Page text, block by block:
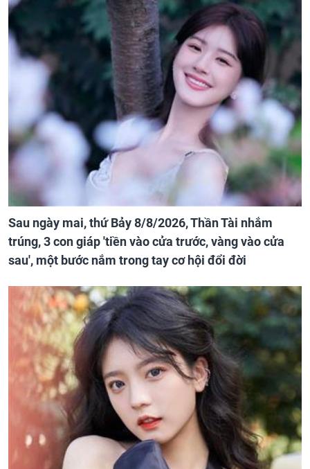
Sau ngày mai, thứ Bảy 8/8/2026, Thần Tài nhắm
trúng, 3 con giáp 'tiền vào cửa trước, vàng vào cửa
sau', một bước nắm trong tay cơ hội đổi đời